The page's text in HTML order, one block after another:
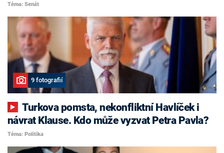
Téma: Senát
9 fotografií
Turkova pomsta, nekonfliktní Havlíček i
návrat Klause. Kdo může vyzvat Petra Pavla?
Téma: Politika